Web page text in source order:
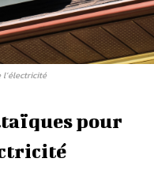
l’électricité
pour